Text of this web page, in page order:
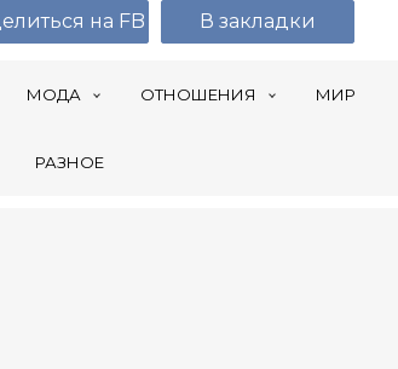
МОДА ОТНОШЕНИЯ МИР
РАЗНОЕ
на FB В закладки